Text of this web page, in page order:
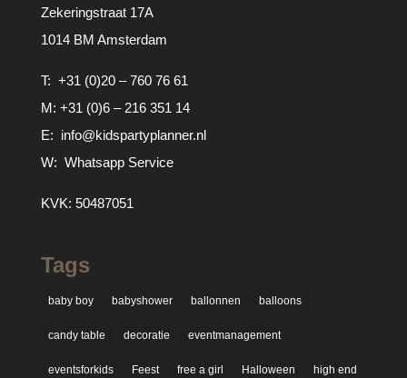
Zekeringstraat 17A
1014 BM Amsterdam
T: +31 (0)20 – 760 76 61
M: +31 (0)6 – 216 351 14
E: info@kidspartyplanner.nl
W: Whatsapp Service
KVK: 50487051
Tags
baby boy babyshower ballonnen balloons
candy table decoratie eventmanagement
eventsforkids Feest free a girl Halloween high end